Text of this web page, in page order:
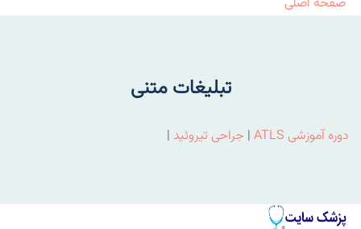
تبلیغات متنی
دوره آموزشی ATLS | جراحی تیروئید |